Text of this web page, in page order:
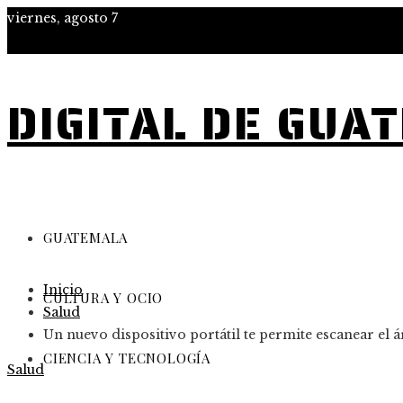
viernes, agosto 7
DIGITAL DE
GUATEMALA
CULTURA Y OCIO
CIENCIA Y TECNOLOGÍA
Inicio
Salud
Un nuevo dispositivo portátil te permite escanear el
Salud